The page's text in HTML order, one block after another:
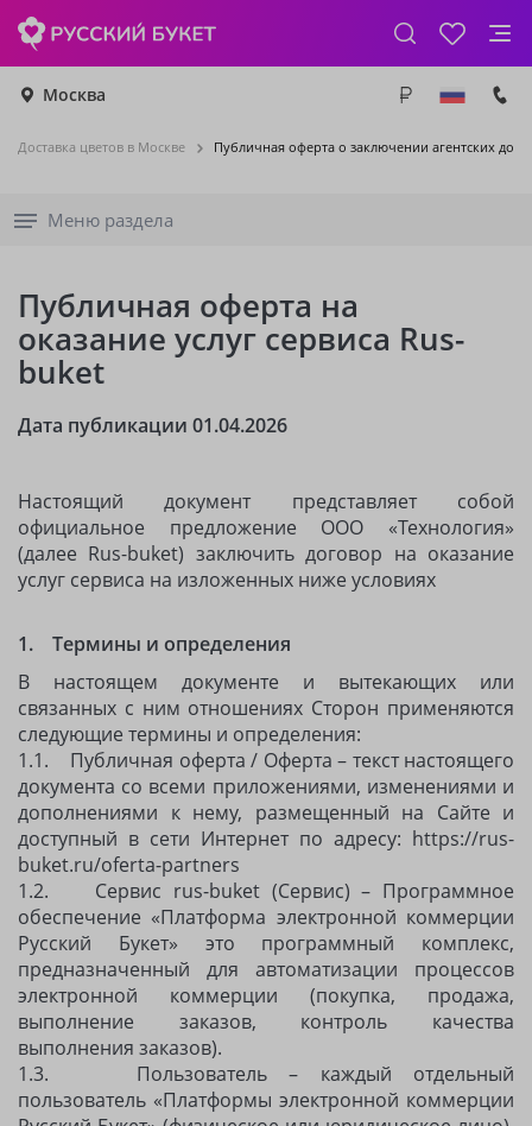
Москва
Доставка цветов в Москве Публичная оферта о заключении агентских
Меню раздела
Публичная оферта на
оказание услуг сервиса Rus-
buket
Дата публикации 01.04.2026
Настоящий документ представляет собой
официальное предложение ООО «Технология»
(далее Rus-buket) заключить договор на оказание
услуг сервиса на изложенных ниже условиях
1. Термины и определения
В настоящем документе и вытекающих или
связанных с ним отношениях Сторон применяются
следующие термины и определения:
1.1. Публичная оферта / Оферта – текст настоящего
документа со всеми приложениями, изменениями и
дополнениями к нему, размещенный на Сайте и
доступный в сети Интернет по адресу: https://rus-
buket.ru/oferta-partners
1.2. Сервис rus-buket (Сервис) – Программное
обеспечение «Платформа электронной коммерции
Русский Букет» это программный комплекс,
предназначенный для автоматизации процессов
электронной коммерции (покупка, продажа,
выполнение заказов, контроль качества
выполнения заказов).
1.3. Пользователь – каждый отдельный
пользователь «Платформы электронной коммерции